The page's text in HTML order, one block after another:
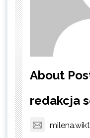
About
redakcja